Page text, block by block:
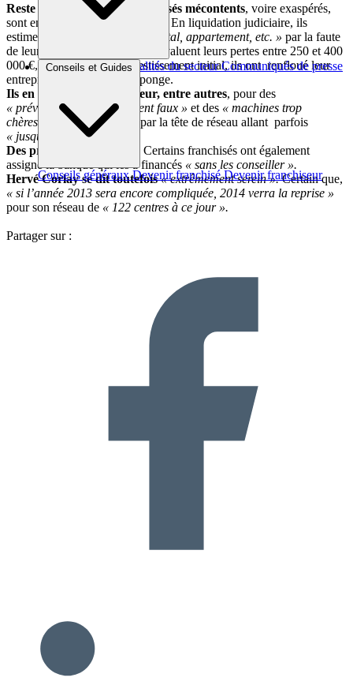
Brèves et actus Actualités du secteur Communiqués de presse
Conseils et Guides
Conseils généraux Devenir franchisé Devenir franchiseur
Reste que plusieurs ex-franchisés mécontents, voire exaspérés,
sont en litige avec le franchiseur. En liquidation judiciaire, ils
estiment
« avoir tout perdu, capital, appartement, etc. » par la faute
de leur ex-partenaire. Certains évaluent leurs pertes entre 250 et 400
000 €, car, en plus de l’investissement initial, ils ont renfloué leur
entreprise avant de jeter l’éponge.
Ils en veulent au franchiseur, entre autres, pour des
« prévisionnels complètement faux » et des « machines trop
chères »
, les marges prises par la tête de réseau allant parfois
« jusqu’à 100 % »
Des procès sont en cours.
Certains franchisés ont également
assigné la banque qui les a financés « sans les conseiller ».
Hervé Corlay se dit toutefois « extrêmement serein ».Certain que,
« si l’année 2013 sera encore compliquée, 2014 verra la reprise »
pour son réseau de « 122 centres à ce jour ».
Partager sur :